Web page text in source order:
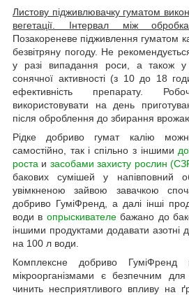
Листову підживлювачку гуматом
вегетації. Інтервал між
Позакореневе підживлення гуматом
безвітряну погоду. Не
у разі випадання роси, а також у
сонячної активності (з 10 до 18
ефективність препарату.
використовувати на день
після оброблення до збирання
Рідке добриво гумат калію
самостійно, так і спільно з іншими
роста и засобами захисту рослин
бакових сумішей у напівповний
увімкненою зайвою завачкою
добриво ГуміФренд, а далі інші
води в опрыскивателебажано до
іншими продуктами додавати азотні
на 100 л води.
Комплексне добриво ГуміФренд
мікроорганізмами є безпечним
чинить несприятливого впливу на